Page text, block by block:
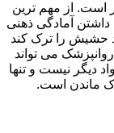
است. از مهم ترین
داشتن آمادگی ذهنی
حشیش را ترک کند
می تواند
دیگر نیست و تنها
ماندن است.